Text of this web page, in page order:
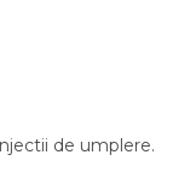
de umplere.